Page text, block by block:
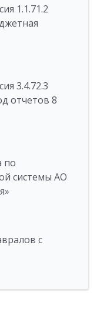
1.1.71.2
3.4.72.3
отчетов 8
по
системы АО
с